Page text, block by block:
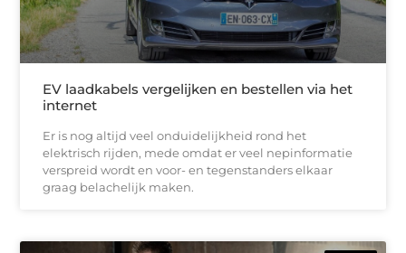
EV laadkabels vergelijken en bestellen via het
internet
Er is nog altijd veel onduidelijkheid rond het
elektrisch rijden, mede omdat er veel nepinformatie
verspreid wordt en voor- en tegenstanders elkaar
graag belachelijk maken.